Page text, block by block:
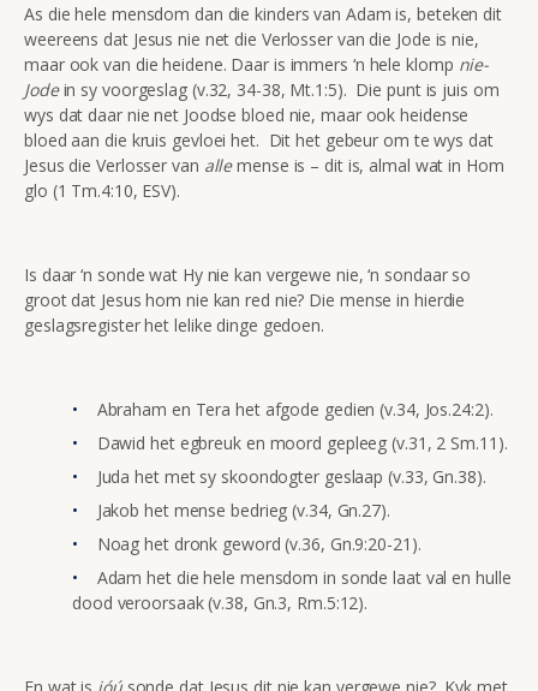
As die hele mensdom dan die kinders van Adam is, beteken dit
weereens dat Jesus nie net die Verlosser van die Jode is nie,
maar ook van die heidene. Daar is immers ‘n hele klomp nie-
Jodein sy voorgeslag (v.32, 34-38, Mt.1:5). Die punt is juis om
wys dat daar nie net Joodse bloed nie, maar ook heidense
bloed aan die kruis gevloei het. Dit het gebeur om te wys dat
Jesus die Verlosser van allemense is – dit is, almal wat in Hom
glo (1 Tm.4:10, ESV).
Is daar ‘n sonde wat Hy nie kan vergewe nie, ‘n sondaar so
groot dat Jesus hom nie kan red nie? Die mense in hierdie
geslagsregister het lelike dinge gedoen.
Abraham en Tera het afgode gedien (v.34, Jos.24:2).
Dawid het egbreuk en moord gepleeg (v.31, 2 Sm.11).
Juda het met sy skoondogter geslaap (v.33, Gn.38).
Jakob het mense bedrieg (v.34, Gn.27).
Noag het dronk geword (v.36, Gn.9:20-21).
Adam het die hele mensdom in sonde laat val en hulle
dood veroorsaak (v.38, Gn.3, Rm.5:12).